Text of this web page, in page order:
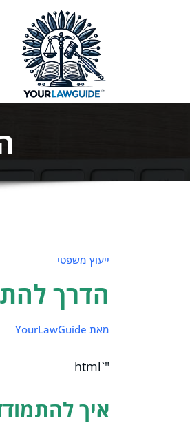
ייעוץ משפטי
הדרך
מאת YourLawGuide
"`html
איך